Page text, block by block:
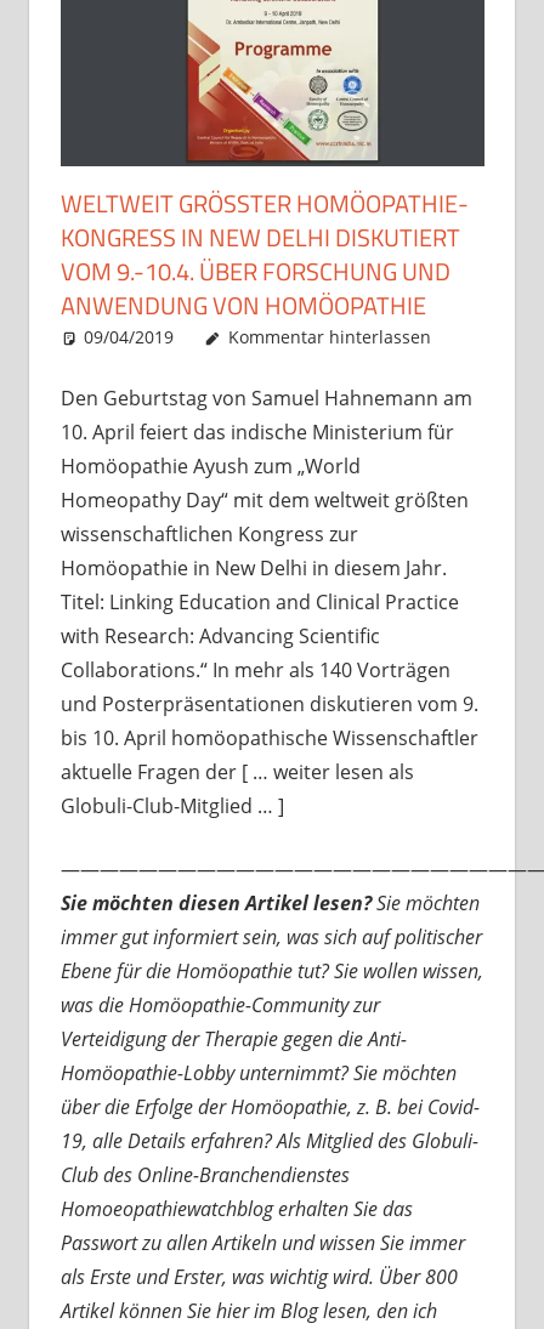
WELTWEIT GRÖSSTER HOMÖOPATHIE-K
ONGRESS IN NEW DELHI DISKUTIERT V
OM 9.-10.4. ÜBER FORSCHUNG UND A
NWENDUNG VON HOMÖOPATHIE
09/04/2019 Christian J. Becker
Allgemein
Kommentar hinterlassen
Den Geburtstag von Samuel Hahnemann am
10. April feiert das indische Ministerium für
Homöopathie Ayush zum „World
Homeopathy Day“ mit dem weltweit größten
wissenschaftlichen Kongress zur
Homöopathie in New Delhi in diesem Jahr.
Titel: Linking Education and Clinical Practice
with Research: Advancing Scientific
Collaborations.“ In mehr als 140 Vorträgen
und Posterpräsentationen diskutieren vom 9.
bis 10. April homöopathische Wissenschaftler
aktuelle Fragen der [ … weiter lesen als
Globuli-Club-Mitglied … ]
Sie möchten diesen Artikel lesen?Sie möchten
immer gut informiert sein, was sich auf politischer
Ebene für die Homöopathie tut? Sie wollen wissen,
was die Homöopathie-Community zur
Verteidigung der Therapie gegen die Anti-
Homöopathie-Lobby unternimmt? Sie möchten
über die Erfolge der Homöopathie, z. B. bei Covid-
19, alle Details erfahren? Als Mitglied des Globuli-
Club des Online-Branchendienstes
Homoeopathiewatchblog erhalten Sie das
Passwort zu allen Artikeln und wissen Sie immer
als Erste und Erster, was wichtig wird. Über 800
Artikel können Sie hier im Blog lesen, den ich